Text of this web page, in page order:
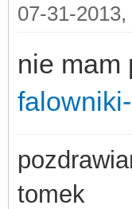
07-31-
nie
tomek